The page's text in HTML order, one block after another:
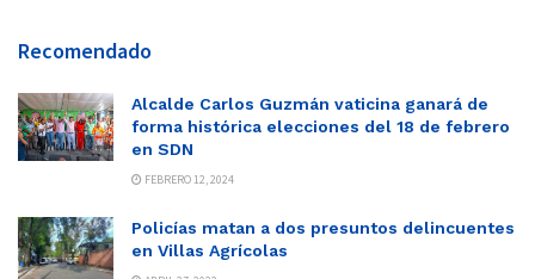
Recomendado
Alcalde Carlos Guzmán vaticina ganará de
forma histórica elecciones del 18 de febrero
en SDN
FEBRERO 12, 2024
Policías matan a dos presuntos delincuentes
en Villas Agrícolas